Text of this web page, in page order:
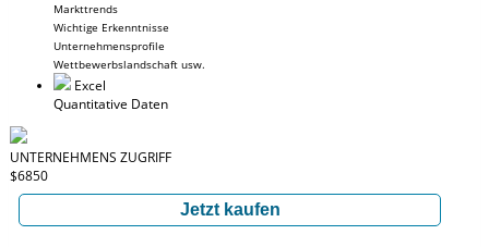
Markttrends
Wichtige Erkenntnisse
Unternehmensprofile
Wettbewerbslandschaft usw.
Excel
Quantitative Daten
UNTERNEHMENS ZUGRIFF
$6850
Jetzt kaufen